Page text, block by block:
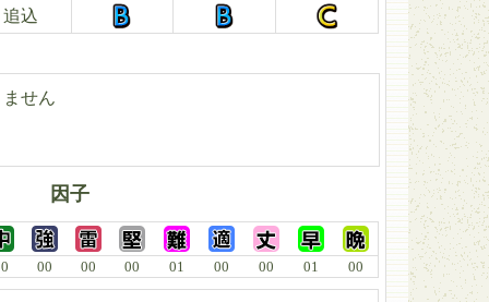
追込
せん
因子
00 00 00 01 00 00 01 00